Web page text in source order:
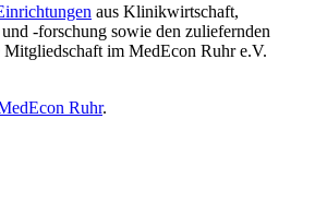
aus Klinikwirtschaft,
-forschung sowie den zuliefernden
Mitgliedschaft im MedEcon Ruhr e.V.
Ruhr.